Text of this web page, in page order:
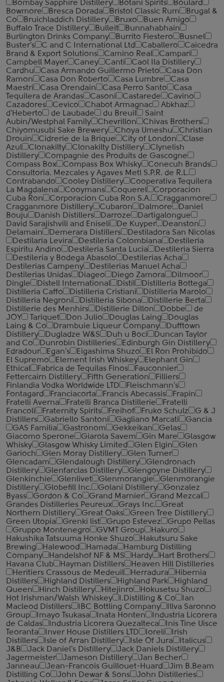
Bombay Sapphire Distillery Botani Spirits
Boulard
Bowmore
Bresca Dorada Bristol Classic Rum
Brugal &
Co
Bruichladdich Distillery Bruxo
Buen Amigo
Buffalo Trace Distillery
Bulleit
Bunnahabhain
Burlington Drinks Company
Burrito Fiestero
Busnel
Buster's
C and C International Ltd Caballero
Caicedra
Brand & Export Solutions
Camino Real
Campari
Campbell Mayer
Caney Canti
Caol Ila Distillery
Cardhu
Casa Armando Guillermo Prieto
Casa Don
Ramon
Casa Don Roberto Casa Lumbre
Casa
Maestri
Casa Orendain Casa Perro Santo
Casa
Tequilera de Arandas
Casoni Castarede
Cavino
Cazadores
Cevico Chabot Armagnac
Abkhaz
d'Heberto
de Laubade du Breuil
Saint
Aubin/Westphal Family
Chevrillon
Chivas Brothers
Chiyomusubi Sake Brewery
Choya Umeshu
Christian
Drouin
Cidrerie de la Brique City of London
Clase
Azul
Clonakilty Clonakilty Distillery
Clynelish
Distillery
Compagnie des Produits de Gascogne
Compass Box
Compass Box Whisky
Conecuh Brands
Consultoria. Mezcales y Agaves Metl S.P.R. de R.L.
Contrabando
Cooley Distillery
Cooperativa Tequilera
La Magdalena
Cooymans Coquerel
Corporacion
Cuba Ron
Corporacion Cuba Ron S.A.
Cragganmore
Cragganmore Distillery
Cubaron Dalmore
Daniel
Bouju
Danish Distillers Darroze
Dartigalongue
David Sarajishvili and Eniseli
De Kuyper
Deanston
Delamain
Demerara Distillers
Destiladora San Nicolas
Destilaria Levira
Destileria Colombiana
Destileria
Espiritu Andino
Destileria Santa Lucia
Destileria Sierra
Destileria y Bodega Abasolo
Destilerias Acha
Destilerias Campeny
Destilerias Manuel Acha
Destilerias Unidas
Diageo Diego Zamora
Dilmoor
Dingle
Distell International Distil
Distilleria Bottega
Distilleria Caffo
Distilleria Cristiani
Distilleria Marolo
Distilleria Negroni
Distilleria Sibona
Distillerie Berta
Distillerie des Menhirs
Distillerie Dillon Dobbe
de
JOY
Tariquet Don Julio Douglas Laing
Douglas
Laing & Co
Drambuie Liqueur Company
Dufftown
Distillery
Dugladze W&S Duh u Boci
Duncan Taylor
and Co
Dunrobin Distilleries
Edinburgh Gin Distillery
Edradour
Egan's Eigashima Shuzo
El Ron Prohibido
El Supremo
Element Irish Whiskey
Elephant Gin
Ethical
Fabrica de Tequilas Finos
Fauconnier
Fettercairn Distillery
Fifth Generation
Filliers
Finlandia Vodka Worldwide LTD
Fleischmann's
Fontagard
Franciacorta Francis Abecassis
Frapin
Fratelli Averna
Fratelli Branca Distillerie
Fratelli
‎Francoli
Fraternity Spirits Freihof Fruko Schulz
G & J
Distillers
Gabriello Santoni Gagliano Marcati
Gancia
GAS Familia
Gastronom Gekkeikan
Gelas
Giacomo Sperone
Giarola Savem Gin Mare
Glasgow
Whisky
Glasgow Whisky Limited Glen Elgin
Glen
Garioch
Glen Moray Distillery
Glen Turner
Glencadam
Glendalough Distillery
Glendronach
Distillery
Glenfarclas Distillery
Glengoyne Distillery
Glenkinchie
Glenlivet Glenmorangie
Glenmorangie
Distillery
Globefill Inc. Golani Distillery
Gonzalez
Byass
Gordon & Co Grand Marnier
Grand Mezcal
Grandes Distilleries Peureux
Grays Inc.
Great
Northern Distillery
Great Oaks
Green Tree Distillery
Green Utopia
Grenki list Grupo Estevez
Grupo Pellas
Gruppo Montenegro
GVMT Group
Hakuro
Hakushika Tatsuuma Honke Shuzo
Hakutsuru Sake
Brewing
Halewood Hamada
Hamburg Distilling
Company
Handelshof NF & MS Hardy
Hart Brothers
Havana Club
Hayman Distillers
Heaven Hill Distilleries
Heritiers Crassous de Medeuil
Herradura
Hibernia
Distillers
Highland Distillers Highland Park
Highland
Queen
Hinch Distillery Hitejinro
Hokusetsu Shuzo
Hot Irishman/Walsh Whiskey
I.Distilling & Co
Ian
Macleod Distillers
IBC Bottling Company
Illva Saronno
Group
Imayo Tsukasa Inata Honten
Industria Licorera
de Caldas
Industria Licorera Quezalteca
Inis Tine Uisce
Teoranta
Inver House Distillers LTD Ioreli
Irish
Distillers
Isle of Arran Distillery Isle Of Jura
Italicus
J&B
Jack Daniel's Distillery
Jack Daniels Distillery
Jagermeister
Jameson Distillery
Jan Becher
Janneau
Jean-Francois Guillouet-Huard
Jim B.Beam
Distilling Co
John Dewar & Sons
John Distilleries